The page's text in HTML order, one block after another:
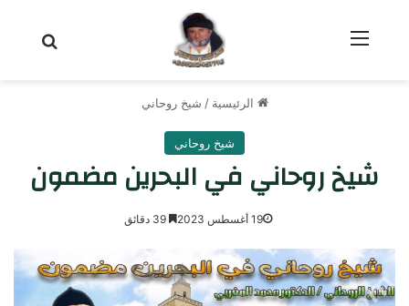
الرئيسية / شيخ روحاني
شيخ روحاني
شيخ روحاني في البحرين مضمون
19 أغسطس 2023 39 دقائق